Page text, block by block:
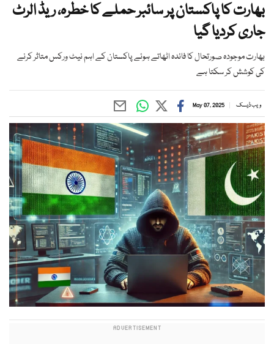
بھارت کا پاکستان پر سائبر حملے کا خطرہ، ریڈ الرٹ
جاری کردیا گیا
بھارت موجودہ صورتحال کا فائدہ اٹھاتے ہوئے پاکستان کے اہم نیٹ ورکس متاثر کرنے
کی کوشش کر سکتا ہے
ویب ڈیسک May 07, 2025